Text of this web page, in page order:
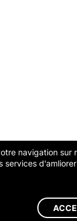
navigation
services